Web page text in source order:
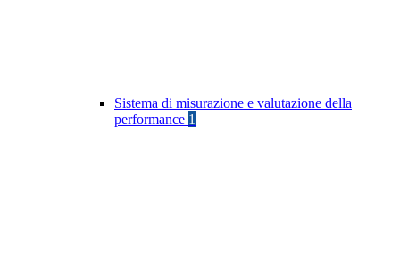
Sistema di misurazione e valutazione della
performance 1